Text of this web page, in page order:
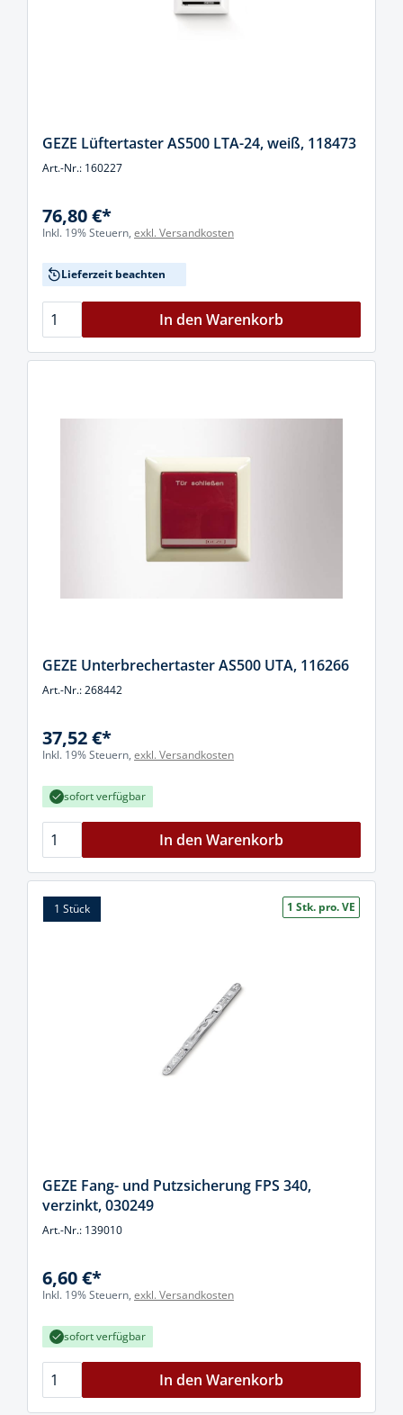
GEZE Lüftertaster AS500 LTA-24, weiß, 118473
Art.-Nr.: 160227
76,80 €*
Inkl. 19% Steuern, exkl. Versandkosten
Lieferzeit beachten
In den Warenkorb
GEZE Unterbrechertaster AS500 UTA, 116266
Art.-Nr.: 268442
37,52 €*
Inkl. 19% Steuern, exkl. Versandkosten
sofort verfügbar
In den Warenkorb
1 Stück 1 Stk. pro. VE
GEZE Fang- und Putzsicherung FPS 340,
verzinkt, 030249
Art.-Nr.: 139010
6,60 €*
Inkl. 19% Steuern, exkl. Versandkosten
sofort verfügbar
In den Warenkorb